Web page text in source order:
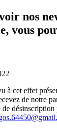
nos
vous
à cet effet
de notre
désinscription